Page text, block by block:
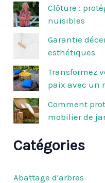
c
h
e
Clôture :
nuisibles
Garantie
esthétiques
Transformez
paix avec un
Comment
mobilier de
Catégories
Abattage d'arbres